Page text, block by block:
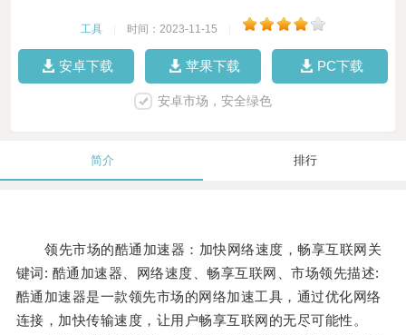
工具 时间：2023-11-15
安卓下载 苹果下载 PC下载
安卓市场，安全绿色
简介 排行
领先市场的酷通加速器：加快网络速度，畅享互联网关
键词: 酷通加速器、网络速度、畅享互联网、市场领先描述:
酷通加速器是一款领先市场的网络加速工具，通过优化网络
连接，加快传输速度，让用户畅享互联网的无尽可能性。